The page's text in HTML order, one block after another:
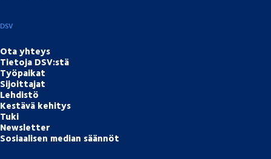
DSV
Ota yhteys
Tietoja DSV:stä
Työpaikat
Sijoittajat
Lehdistö
Kestävä kehitys
Tuki
Newsletter
Sosiaalisen median säännöt